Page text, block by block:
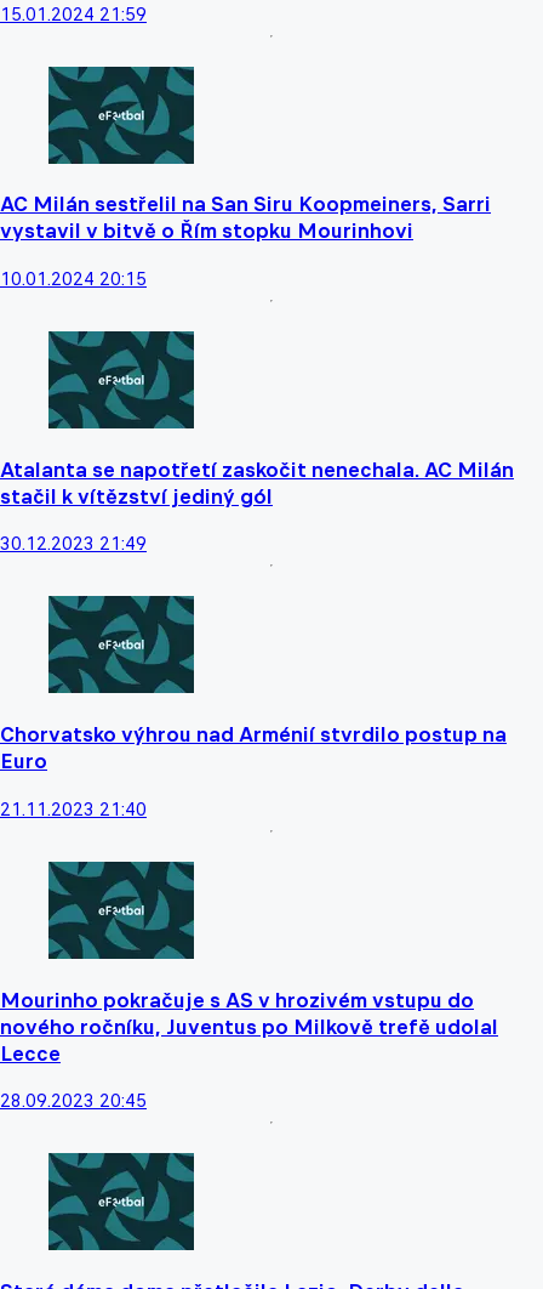
15.01.2024 21:59
AC Milán sestřelil na San Siru Koopmeiners, Sarri
vystavil v bitvě o Řím stopku Mourinhovi
10.01.2024 20:15
Atalanta se napotřetí zaskočit nenechala. AC Milán
stačil k vítězství jediný gól
30.12.2023 21:49
Chorvatsko výhrou nad Arménií stvrdilo postup na
Euro
21.11.2023 21:40
Mourinho pokračuje s AS v hrozivém vstupu do
nového ročníku, Juventus po Milkově trefě udolal
Lecce
28.09.2023 20:45